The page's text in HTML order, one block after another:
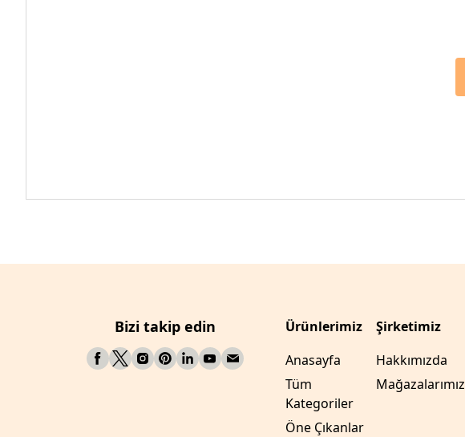
Bizi takip edin
Ürünlerimiz
Anasayfa
Tüm
Kategoriler
Öne Çıkanlar
Şirketimiz
Hakkımızda
Mağazalarımız